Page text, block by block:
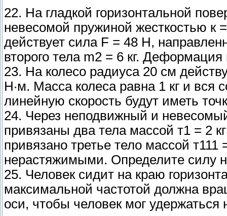
22. На гладкой горизонтальной
невесомой пружиной жесткостью к
действует сила F = 48 Н,
второго тела m2 = 6 кг.
23. На колесо радиуса 20 см
Н·м. Масса колеса равна 1 кг и вся
линейную скорость будут иметь
24. Через неподвижный и
привязаны два тела массой т1 = 2
привязано третье тело массой
нерастяжимыми. Определите силу
25. Человек сидит на краю
максимальной частотой должна
оси, чтобы человек мог